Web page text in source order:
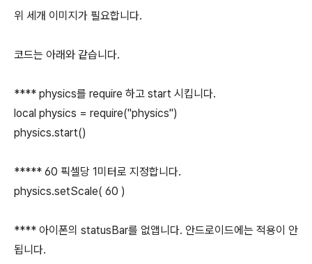
위 세개 이미지가 필요합니다.
코드는 아래와 같습니다.
**** physics를 require 하고 start 시킵니다.
local physics = require("physics")
physics.start()
***** 60 픽셀당 1미터로 지정합니다.
physics.setScale( 60 )
**** 아이폰의 statusBar를 없앱니다. 안드로이드에는 적용이 안
됩니다.